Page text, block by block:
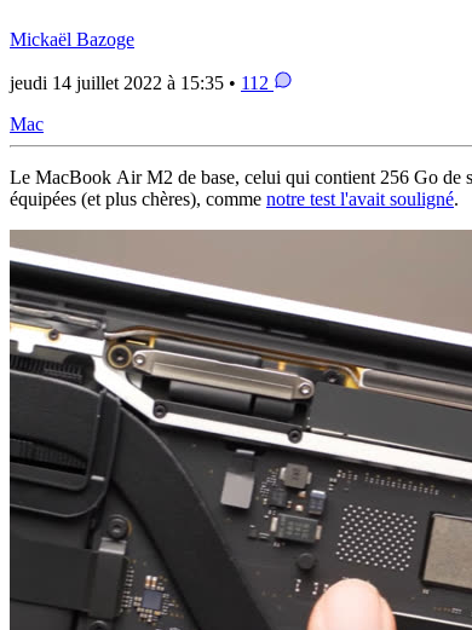
Mickaël Bazoge
jeudi 14 juillet 2022 à 15:35 • 112
Mac
Le MacBook Air M2 de base, celui qui contient 256 Go de
équipées (et plus chères), comme notre test l'avait souligné.